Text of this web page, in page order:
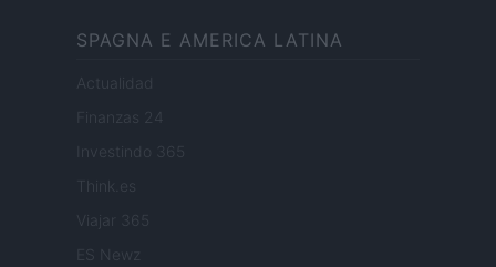
SPAGNA E AMERICA LATINA
Actualidad
Finanzas 24
Investindo 365
Think.es
Viajar 365
ES Newz